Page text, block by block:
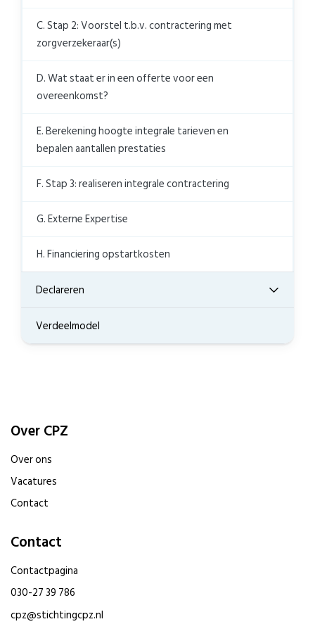
C. Stap 2: Voorstel t.b.v. contractering met
zorgverzekeraar(s)
D. Wat staat er in een offerte voor een
overeenkomst?
E. Berekening hoogte integrale tarieven en
bepalen aantallen prestaties
F. Stap 3: realiseren integrale contractering
G. Externe Expertise
H. Financiering opstartkosten
Declareren
Verdeelmodel
Over CPZ
Over ons
Vacatures
Contact
Contact
Contactpagina
030-27 39 786
cpz@stichtingcpz.nl